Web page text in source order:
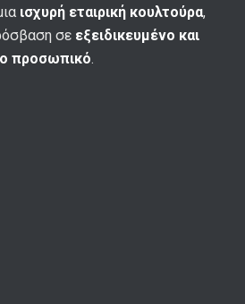
ισχυρή εταιρική κουλτούρα,
σε εξειδικευμένο και
προσωπικό.